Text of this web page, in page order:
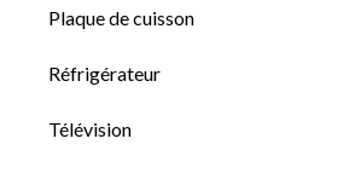
Plaque de cuisson
Réfrigérateur
Télévision